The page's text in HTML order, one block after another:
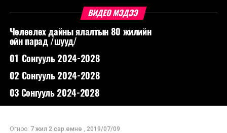
ВИДЕО МЭДЭЭ
Чөлөөлөх дайны ялалтын 80 жилийн
ойн парад /шууд/
01 Сонгууль 2024-2028
02 Сонгууль 2024-2028
03 Сонгууль 2024-2028
Огноо: 7 жил 2 сар.өмнө , 2019/07/09